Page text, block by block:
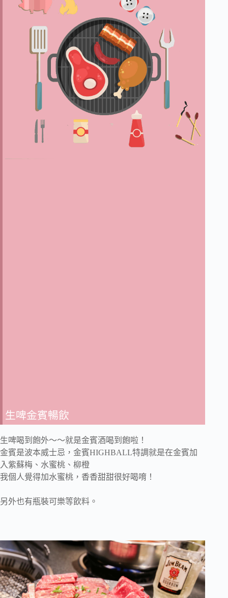
生啤金賓暢飲
生啤喝到飽外～～就是金賓酒喝到飽啦！
金賓是波本威士忌，金賓HIGHBALL特調就是在金賓加
入紫蘇梅、水蜜桃、柳橙
我個人覺得加水蜜桃，香香甜甜很好喝唷！
另外也有瓶裝可樂等飲料。